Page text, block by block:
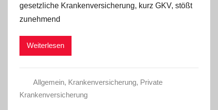
d
gesetzliche Krankenversicherung, kurz GKV, stößt
zunehmend
Weiterlesen
Allgemein, Krankenversicherung, Private
Krankenversicherung